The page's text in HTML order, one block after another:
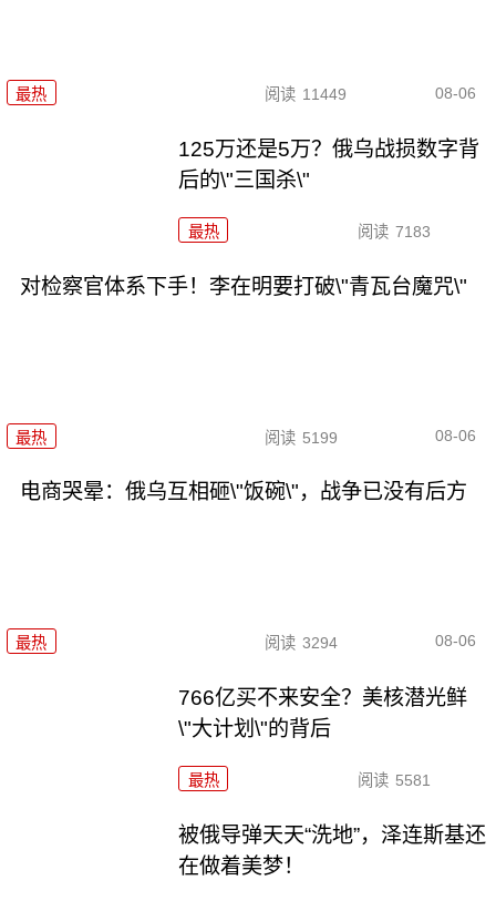
最热 阅读 11449 08-06
125万还是5万？俄乌战损数字背
后的\"三国杀\"
最热 阅读 7183
对检察官体系下手！李在明要打破\"青瓦台魔咒\"
最热 阅读 5199 08-06
电商哭晕：俄乌互相砸\"饭碗\"，战争已没有后方
最热 阅读 3294 08-06
766亿买不来安全？美核潜光鲜
\"大计划\"的背后
最热 阅读 5581
被俄导弹天天“洗地”，泽连斯基还
在做着美梦！